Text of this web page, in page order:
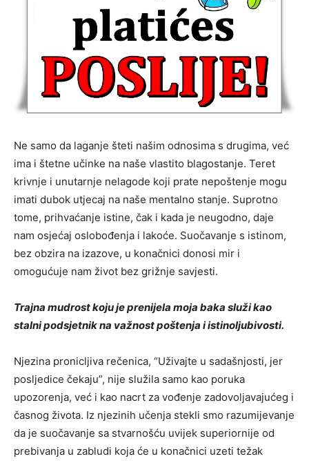
Ne samo da laganje šteti našim odnosima s drugima, već
ima i štetne učinke na naše vlastito blagostanje. Teret
krivnje i unutarnje nelagode koji prate nepoštenje mogu
imati dubok utjecaj na naše mentalno stanje. Suprotno
tome, prihvaćanje istine, čak i kada je neugodno, daje
nam osjećaj oslobođenja i lakoće. Suočavanje s istinom,
bez obzira na izazove, u konačnici donosi mir i
omogućuje nam život bez grižnje savjesti.
Trajna mudrost koju je prenijela moja baka služi kao
stalni podsjetnik na važnost poštenja i istinoljubivosti.
Njezina pronicljiva rečenica, “Uživajte u sadašnjosti, jer
posljedice čekaju”, nije služila samo kao poruka
upozorenja, već i kao nacrt za vođenje zadovoljavajućeg i
časnog života. Iz njezinih učenja stekli smo razumijevanje
da je suočavanje sa stvarnošću uvijek superiornije od
prebivanja u zabludi koja će u konačnici uzeti težak